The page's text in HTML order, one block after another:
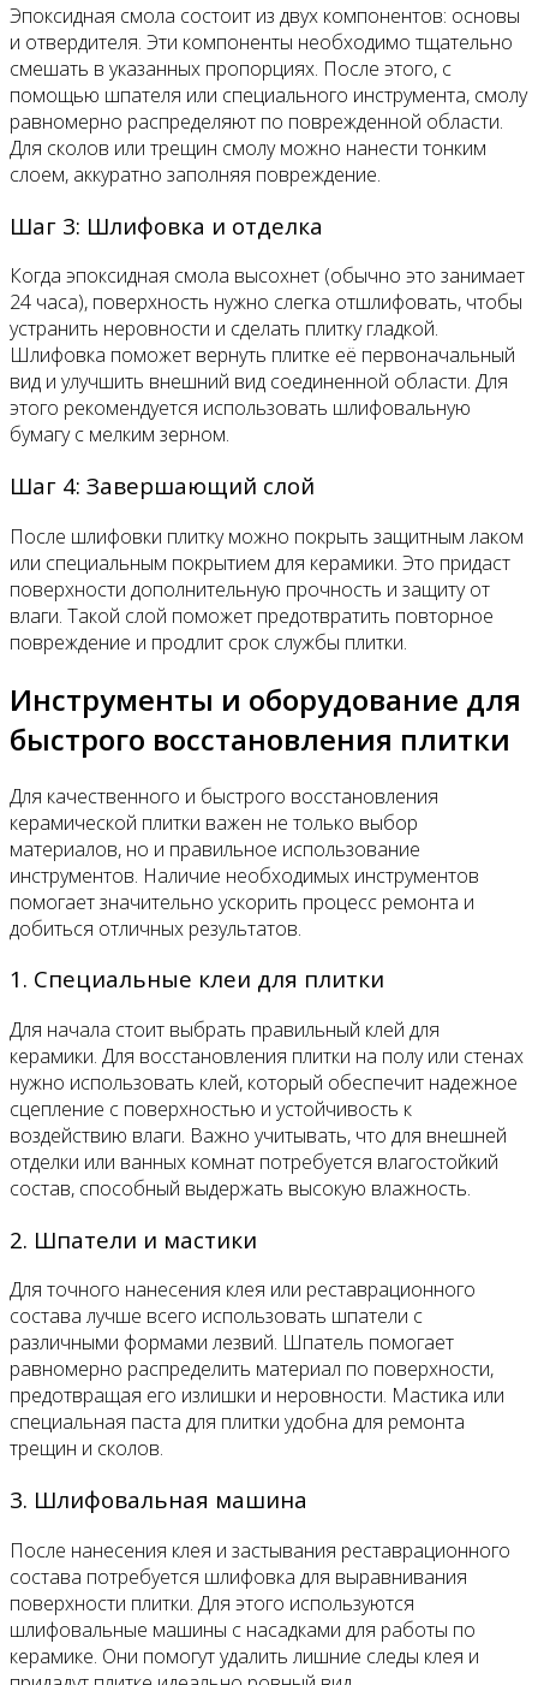
Эпоксидная смола состоит из двух компонентов: основы
и отвердителя. Эти компоненты необходимо тщательно
смешать в указанных пропорциях. После этого, с
помощью шпателя или специального инструмента, смолу
равномерно распределяют по поврежденной области.
Для сколов или трещин смолу можно нанести тонким
слоем, аккуратно заполняя повреждение.
Шаг 3: Шлифовка и отделка
Когда эпоксидная смола высохнет (обычно это занимает
24 часа), поверхность нужно слегка отшлифовать, чтобы
устранить неровности и сделать плитку гладкой.
Шлифовка поможет вернуть плитке её первоначальный
вид и улучшить внешний вид соединенной области. Для
этого рекомендуется использовать шлифовальную
бумагу с мелким зерном.
Шаг 4: Завершающий слой
После шлифовки плитку можно покрыть защитным лаком
или специальным покрытием для керамики. Это придаст
поверхности дополнительную прочность и защиту от
влаги. Такой слой поможет предотвратить повторное
повреждение и продлит срок службы плитки.
Инструменты и оборудование для
быстрого восстановления плитки
Для качественного и быстрого восстановления
керамической плитки важен не только выбор
материалов, но и правильное использование
инструментов. Наличие необходимых инструментов
помогает значительно ускорить процесс ремонта и
добиться отличных результатов.
1. Специальные клеи для плитки
Для начала стоит выбрать правильный клей для
керамики. Для восстановления плитки на полу или стенах
нужно использовать клей, который обеспечит надежное
сцепление с поверхностью и устойчивость к
воздействию влаги. Важно учитывать, что для внешней
отделки или ванных комнат потребуется влагостойкий
состав, способный выдержать высокую влажность.
2. Шпатели и мастики
Для точного нанесения клея или реставрационного
состава лучше всего использовать шпатели с
различными формами лезвий. Шпатель помогает
равномерно распределить материал по поверхности,
предотвращая его излишки и неровности. Мастика или
специальная паста для плитки удобна для ремонта
трещин и сколов.
3. Шлифовальная машина
После нанесения клея и застывания реставрационного
состава потребуется шлифовка для выравнивания
поверхности плитки. Для этого используются
шлифовальные машины с насадками для работы по
керамике. Они помогут удалить лишние следы клея и